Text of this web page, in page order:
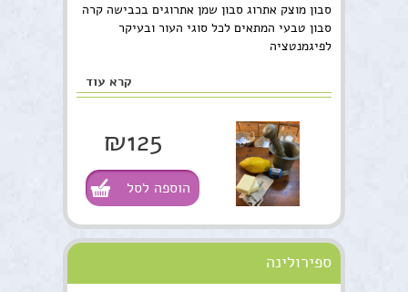
סבון מוצק אתרוג סבון שמן אתרוגים בכבישה קרה
סבון טבעי המתאים לכל סוגי העור ובעיקר
לפיגמנטציה
קרא עוד
₪125
הוספה לסל
ספירולינה